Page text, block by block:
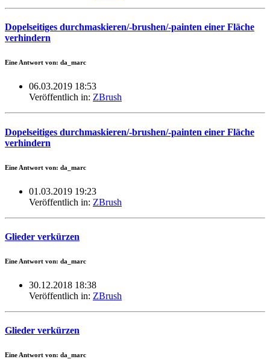
Dopelseitiges durchmaskieren/-brushen/-painten einer Fläche
verhindern
Eine Antwort von: da_marc
06.03.2019 18:53
Veröffentlich in: ZBrush
Dopelseitiges durchmaskieren/-brushen/-painten einer Fläche
verhindern
Eine Antwort von: da_marc
01.03.2019 19:23
Veröffentlich in: ZBrush
Glieder verkürzen
Eine Antwort von: da_marc
30.12.2018 18:38
Veröffentlich in: ZBrush
Glieder verkürzen
Eine Antwort von: da_marc